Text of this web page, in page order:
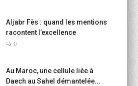
Aljabr Fès : quand les mentions
racontent l’excellence
0
Au Maroc, une cellule liée à
Daech au Sahel démantelée...